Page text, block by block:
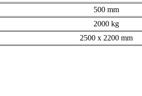
500 mm
2000 kg
2500 x 2200 mm